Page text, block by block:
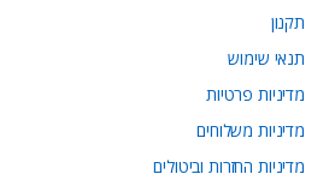
תקנון
תנאי שימוש
מדיניות פרטיות
מדיניות משלוחים
מדיניות החזרות וביטולים